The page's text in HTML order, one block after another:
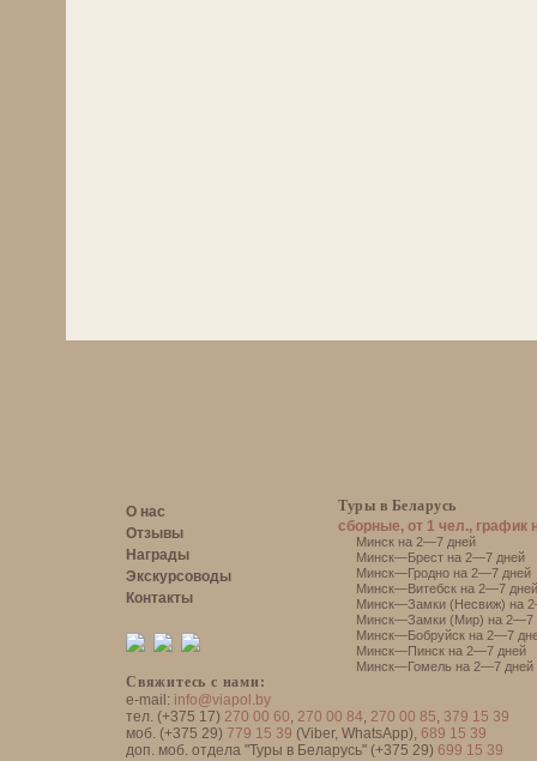
О нас
Отзывы
Награды
Экскурсоводы
Контакты
Свяжитесь с нами:
e-mail: info@viapol.by
тел. (+375 17) 270 00 60, 270 00 84, 270 00 85, 379 15 39
моб. (+375 29) 779 15 39 (Viber, WhatsApp), 689 15 39
доп. моб. отдела "Туры в Беларусь" (+375 29) 699 15 39
Туры в Беларусь
сборные, от 1 чел., график
Минск на 2—7 дней
Минск—Брест на 2—7 дней
Минск—Гродно на 2—7 дней
Минск—Витебск на 2—7 дней
Минск—Замки (Несвиж) на
Минск—Замки (Мир) на 2—7
Минск—Бобруйск на 2—7
Минск—Пинск на 2—7 дней
Минск—Гомель на 2—7 дней